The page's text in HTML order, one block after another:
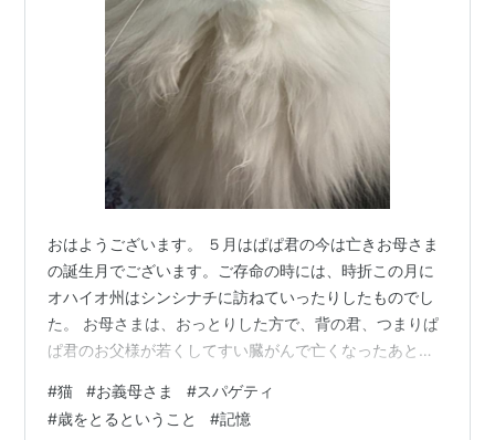
おはようございます。 ５月はぱぱ君の今は亡きお母さま
の誕生月でございます。ご存命の時には、時折この月に
オハイオ州はシンシナチに訪ねていったりしたものでし
た。 お母さまは、おっとりした方で、背の君、つまりぱ
ぱ君のお父様が若くしてすい臓がんで亡くなったあと、
齢90を超してお耳も少し薄くなられたころ、腸にガンが
見つかりましてね。局部癌でしたので、とってしまえば
#猫 #お義母さま #スパゲティ
#歳をとるということ #記憶